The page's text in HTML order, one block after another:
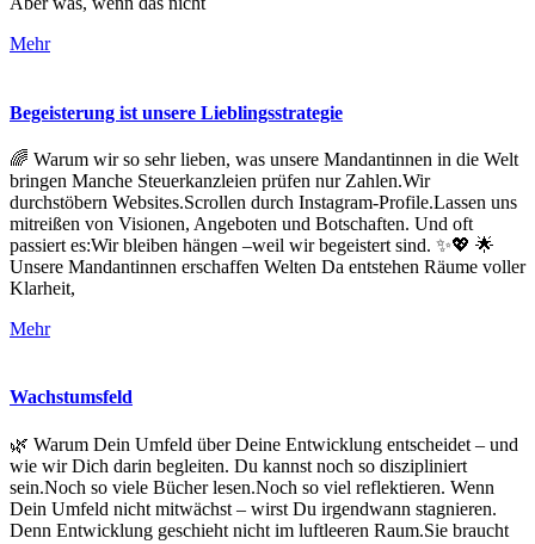
Mehr
Begeisterung ist unsere Lieblingsstrategie
🌈 Warum wir so sehr lieben, was unsere Mandantinnen in die Welt
bringen Manche Steuerkanzleien prüfen nur Zahlen.Wir
durchstöbern Websites.Scrollen durch Instagram-Profile.Lassen uns
mitreißen von Visionen, Angeboten und Botschaften. Und oft
passiert es:Wir bleiben hängen –weil wir begeistert sind. ✨💖 🌟
Unsere Mandantinnen erschaffen Welten Da entstehen Räume voller
Klarheit,
Mehr
Wachstumsfeld
🌿 Warum Dein Umfeld über Deine Entwicklung entscheidet – und
wie wir Dich darin begleiten. Du kannst noch so diszipliniert
sein.Noch so viele Bücher lesen.Noch so viel reflektieren. Wenn
Dein Umfeld nicht mitwächst – wirst Du irgendwann stagnieren.
Denn Entwicklung geschieht nicht im luftleeren Raum.Sie braucht